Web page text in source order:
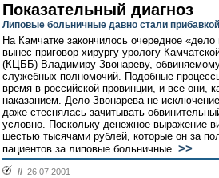
Показательный диагноз
Липовые больничные давно стали
На Камчатке закончилось очередное
вынес приговор хирургу-урологу
(КЦББ) Владимиру Звонареву,
служебных полномочий. Подобные
время в российской провинции, и все они,
наказанием. Дело Звонарева не
даже стеснялась зачитывать
условно. Поскольку денежное выражение
шестью тысячами рублей, которые он за
пациентов за липовые больничные. >>
// 26.07.2001